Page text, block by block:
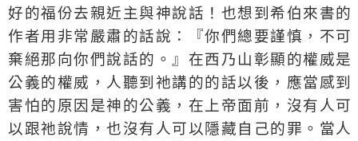
好的福份去親近主與神說話！也想到希伯來書的
作者用非常嚴肅的話說：『你們總要謹慎，不可
棄絕那向你們說話的。』在西乃山彰顯的權威是
公義的權威，人聽到祂講的的話以後，應當感到
害怕的原因是神的公義，在上帝面前，沒有人可
以跟祂說情，也沒有人可以隱藏自己的罪。當人